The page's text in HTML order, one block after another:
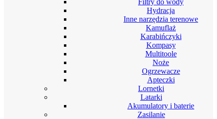
Filtry do wody
Hydracja
Inne narzędzia terenowe
Kamuflaż
Karabińczyki
Kompasy
Multitoole
Noże
Ogrzewacze
Apteczki
Lornetki
Latarki
Akumulatory i baterie
Zasilanie